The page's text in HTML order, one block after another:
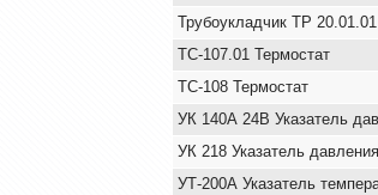
Трубоукладчик ТР
ТС-107.01 Термостат
ТС-108 Термостат
УК 140А 24В Указатель
УК 218 Указатель
УТ-200А Указатель